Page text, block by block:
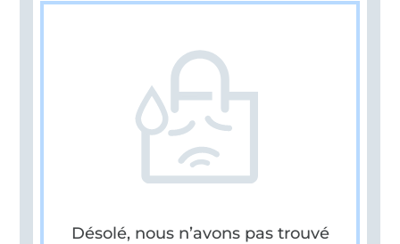
Désolé, nous n’avons pas trouvé